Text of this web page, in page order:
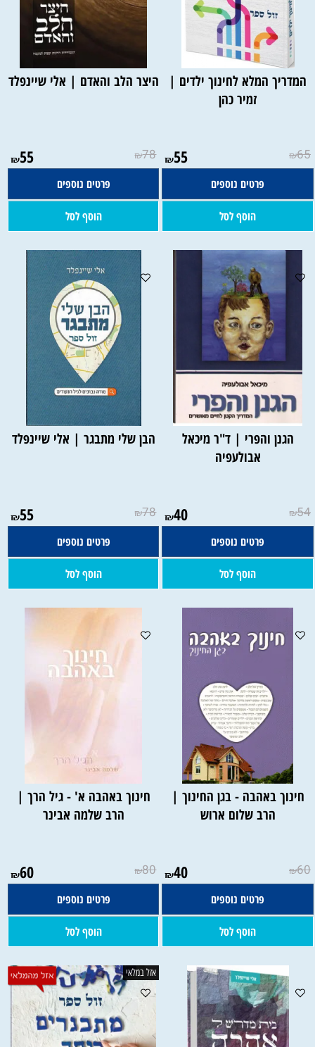
המדריך המלא לחינוך ילדים |
זמיר כהן
₪65
₪55
פרטים נוספים
הוסף לסל
היצר הלב והאדם | אלי שיינפלד
₪78
₪55
פרטים נוספים
הוסף לסל
הגנן והפרי | ד"ר מיכאל
אבולעפיה
₪54
₪40
פרטים נוספים
הוסף לסל
הבן שלי מתבגר | אלי שיינפלד
₪78
₪55
פרטים נוספים
הוסף לסל
חינוך באהבה - בגן החינוך |
הרב שלום ארוש
₪60
₪40
פרטים נוספים
הוסף לסל
חינוך באהבה א' - גיל הרך |
הרב שלמה אבינר
₪80
₪60
פרטים נוספים
הוסף לסל
אזל במלאי